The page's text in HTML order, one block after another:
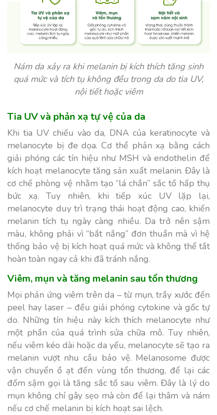
Nám da xảy ra khi melanin bị kích thích tăng sinh
quá mức và tích tụ không đều trong da do tia UV,
nội tiết hoặc viêm
Tia UV và phản xạ tự vệ của da
Khi tia UV chiếu vào da, DNA của keratinocyte và
melanocyte bị đe dọa. Cơ thể phản xạ bằng cách
giải phóng các tín hiệu như MSH và endothelin để
kích hoạt melanocyte tăng sản xuất melanin. Đây là
cơ chế phòng vệ nhằm tạo “lá chắn” sắc tố hấp thụ
bức xạ. Tuy nhiên, khi tiếp xúc UV lặp lại,
melanocyte duy trì trạng thái hoạt động cao, khiến
melanin tích tụ ngày càng nhiều. Da trở nên sậm
màu, không phải vì “bắt nắng” đơn thuần mà vì hệ
thống bảo vệ bị kích hoạt quá mức và không thể tắt
hoàn toàn ngay cả khi đã tránh nắng.
Viêm, mụn và tăng melanin sau tổn thương
Mọi phản ứng viêm trên da – từ mụn, trầy xước đến
peel hay laser – đều giải phóng cytokine và gốc tự
do. Những tín hiệu này kích thích melanocyte như
một phần của quá trình sửa chữa mô. Tuy nhiên,
nếu viêm kéo dài hoặc da yếu, melanocyte sẽ tạo ra
melanin vượt nhu cầu bảo vệ. Melanosome được
vận chuyển ồ ạt đến vùng tổn thương, để lại các
đốm sậm gọi là tăng sắc tố sau viêm. Đây là lý do
mụn không chỉ gây sẹo mà còn để lại thâm và nám
nếu cơ chế melanin bị kích hoạt sai lệch.